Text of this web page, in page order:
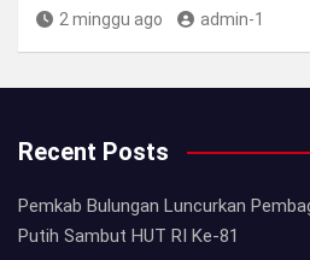
2 minggu ago admin-1
Recent Posts
Pemkab Bulungan Luncurkan
Putih Sambut HUT RI Ke-81